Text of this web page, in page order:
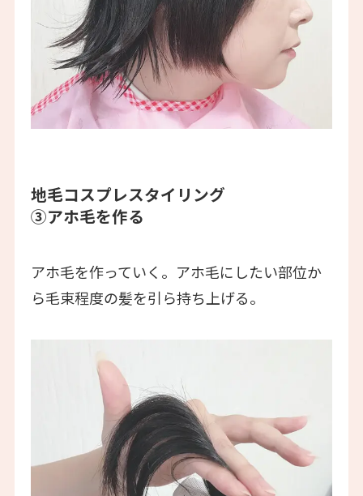
地毛コスプレスタイリング
③アホ毛を作る
アホ毛を作っていく。アホ毛にしたい部位か
ら毛束程度の髪を引ら持ち上げる。